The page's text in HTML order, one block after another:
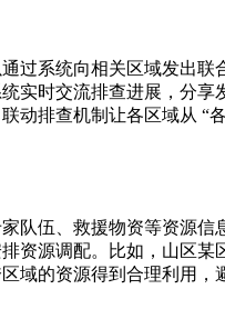
过系统向相关区域发出联
实时交流排查进展，分享
排查机制让各区域从 “
队伍、救援物资等资源信
资源调配。比如，山区某
域的资源得到合理利用，